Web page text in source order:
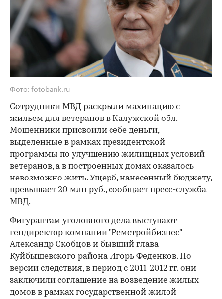
Фото: fotobank.ru
Сотрудники МВД раскрыли махинацию с
жильем для ветеранов в Калужской обл.
Мошенники присвоили себе деньги,
выделенные в рамках президентской
программы по улучшению жилищных условий
ветеранов, а в построенных домах оказалось
невозможно жить. Ущерб, нанесенный бюджету,
превышает 20 млн руб., сообщает пресс-служба
МВД.
Фигурантам уголовного дела выступают
гендиректор компании "Ремстройбизнес"
Александр Скобцов и бывший глава
Куйбышевского района Игорь Феденков. По
версии следствия, в период с 2011-2012 гг. они
заключили соглашение на возведение жилых
домов в рамках государственной жилой